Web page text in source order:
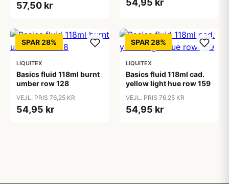
57,50 kr 54,95 kr
SPAR 28%
LIQUITEX
Basics fluid 118ml burnt
umber row 128
VEJL. PRIS 76,25 KR
54,95 kr
SPAR 28%
LIQUITEX
Basics fluid 118ml cad.
yellow light hue row 159
VEJL. PRIS 76,25 KR
54,95 kr